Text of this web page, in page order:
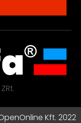
Kft. 2022